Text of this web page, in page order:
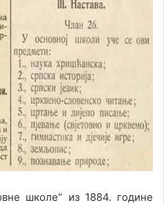
школе“ из 1884. године